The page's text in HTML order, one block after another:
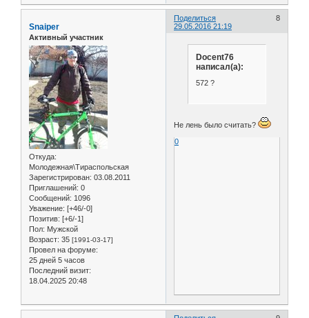
Поделиться
8
29.05.2016 21:19
Snaiper
Активный участник
Откуда:
Молодежная\Тираспольская
Зарегистрирован: 03.08.2011
Приглашений: 0
Сообщений: 1096
Уважение: [+46/-0]
Позитив: [+6/-1]
Пол: Мужской
Возраст: 35 [1991-03-17]
Провел на форуме:
25 дней 5 часов
Последний визит:
18.04.2025 20:48
Docent76
написал(а):
572 ?
Не лень было считать?
0